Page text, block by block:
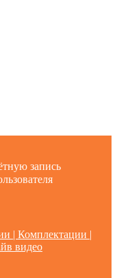
запись
| Комплектации |
видео